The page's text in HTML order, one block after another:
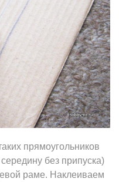
прямоугольников
без припуска)
раме. Наклеиваем